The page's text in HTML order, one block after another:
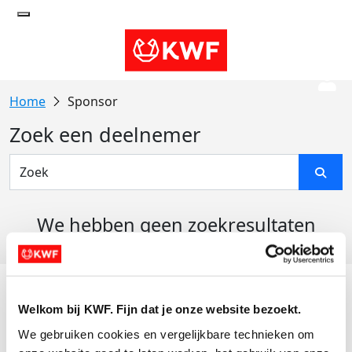
Welkom bij KWF. Fijn dat je onze website bezoekt.
We gebruiken cookies en vergelijkbare technieken om
Sponsor
Zoek een deelnemer
We hebben geen zoekresultaten
Actiematerialen
Evenementen